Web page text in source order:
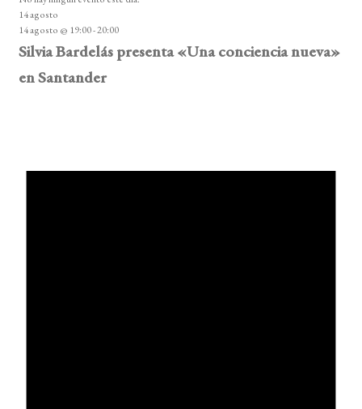
14 agosto
14 agosto @ 19:00-20:00
Silvia Bardelás presenta «Una conciencia nueva»
en Santander